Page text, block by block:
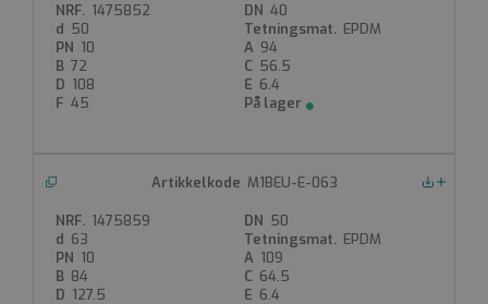
1475852
40
50
EPDM
10
94
72
56.5
108
6.4
45
M1BEU-E-063
1475859
50
63
EPDM
10
109
84
64.5
127.5
6.4